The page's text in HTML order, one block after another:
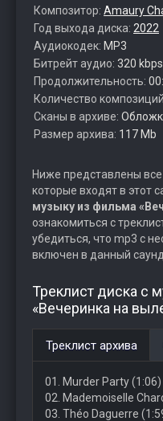
Композитор: Amaury
Год выхода диска: 2022
Аудиокодек: MP3
Битрейт аудио: 320 kbps
Продолжительность:
Количество
Сканы в архиве:
Размер архива: 117 Mb
Ниже представлены
которые входят в этот
музыку из фильма
ознакомиться с
убедиться, что mp3 с
включен в данный
Треклист диска с
«Вечеринка на
Треклист архива
01. Murder Party (1:06)
02. Mademoiselle
03. Théo Daguerre